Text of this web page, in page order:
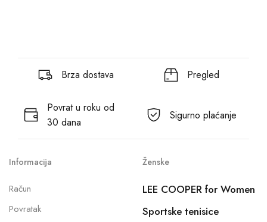
Brza dostava Pregled
Povrat u roku od
30 dana
Sigurno plaćanje
Informacija
Račun
Povratak
Ženske
LEE COOPER for Women
Sportske tenisice